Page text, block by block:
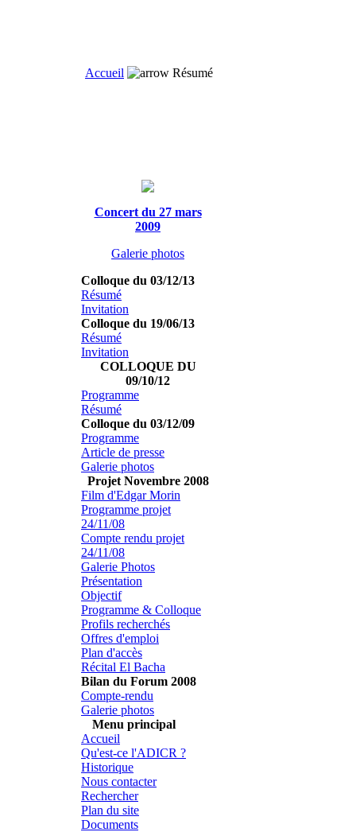
Accueil Résumé
Concert du 27 mars
2009
Galerie photos
Colloque du 03/12/13
Résumé
Invitation
Colloque du 19/06/13
Résumé
Invitation
COLLOQUE DU
09/10/12
Programme
Résumé
Colloque du 03/12/09
Programme
Article de presse
Galerie photos
Projet Novembre 2008
Film d'Edgar Morin
Programme projet
24/11/08
Compte rendu projet
24/11/08
Galerie Photos
Présentation
Objectif
Programme & Colloque
Profils recherchés
Offres d'emploi
Plan d'accès
Récital El Bacha
Bilan du Forum 2008
Compte-rendu
Galerie photos
Menu principal
Accueil
Qu'est-ce l'ADICR ?
Historique
Nous contacter
Rechercher
Plan du site
Documents